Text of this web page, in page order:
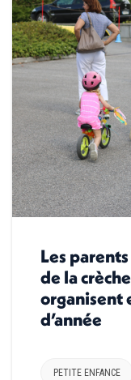
Les
de la
organisent
d’année
PETITE ENFANCE